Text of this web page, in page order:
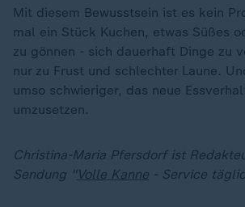
Mit diesem Bewusstsein ist es kein
mal ein Stück Kuchen, etwas Süßes
zu gönnen - sich dauerhaft Dinge zu
nur zu Frust und schlechter Laune.
umso schwieriger, das neue
umzusetzen.
Christina-Maria Pfersdorf ist
Sendung "Volle Kanne - Service